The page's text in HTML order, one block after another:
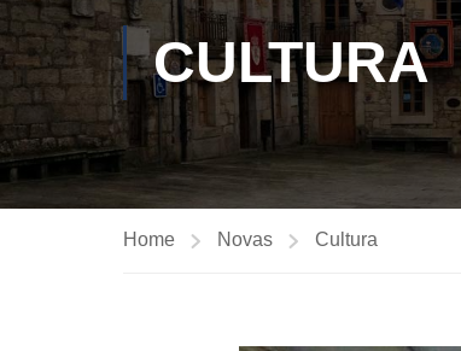
CULTURA
Home Novas Cultura